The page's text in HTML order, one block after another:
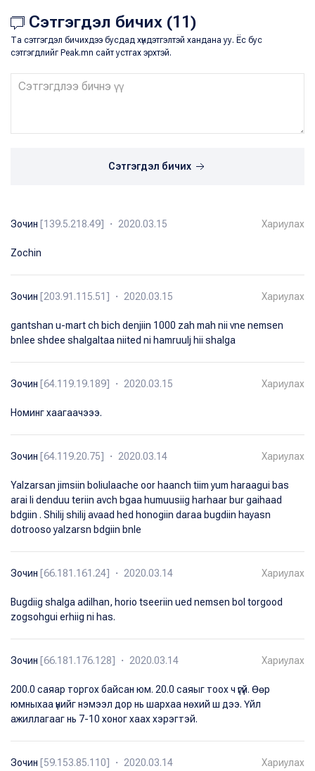
Сэтгэгдэл бичих (11)
Та сэтгэгдэл бичихдээ бусдад хүндэтгэлтэй хандана уу. Ёс бус
сэтгэгдлийг Peak.mn сайт устгах эрхтэй.
Сэтгэгдэл бичих
Зочин [139.5.218.49] ・ 2020.03.15 Хариулах
Zochin
Зочин [203.91.115.51] ・ 2020.03.15 Хариулах
gantshan u-mart ch bich denjiin 1000 zah mah nii vne nemsen
bnlee shdee shalgaltaa niited ni hamruulj hii shalga
Зочин [64.119.19.189] ・ 2020.03.15 Хариулах
Номинг хаагаачэээ.
Зочин [64.119.20.75] ・ 2020.03.14 Хариулах
Yalzarsan jimsiin boliulaache oor haanch tiim yum haraagui bas
arai li denduu teriin avch bgaa humuusiig harhaar bur gaihaad
bdgiin . Shilij shilij avaad hed honogiin daraa bugdiin hayasn
dotrooso yalzarsn bdgiin bnle
Зочин [66.181.161.24] ・ 2020.03.14 Хариулах
Bugdiig shalga adilhan, horio tseeriin ued nemsen bol torgood
zogsohgui erhiig ni has.
Зочин [66.181.176.128] ・ 2020.03.14 Хариулах
200.0 саяар торгох байсан юм. 20.0 саяыг тоох ч үгүй. Өөр
юмныхаа үнийг нэмээл дор нь шархаа нөхий ш дээ. Үйл
ажиллагааг нь 7-10 хоног хаах хэрэгтэй.
Зочин [59.153.85.110] ・ 2020.03.14 Хариулах